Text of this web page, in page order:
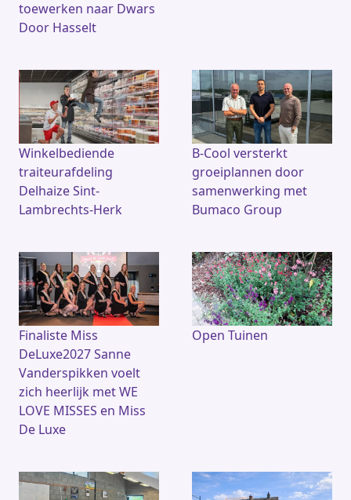
toewerken naar Dwars
Door Hasselt
Winkelbediende
traiteurafdeling
Delhaize Sint-
Lambrechts-Herk
B-Cool versterkt
groeiplannen door
samenwerking met
Bumaco Group
Finaliste Miss
DeLuxe2027 Sanne
Vanderspikken voelt
zich heerlijk met WE
LOVE MISSES en Miss
De Luxe
Open Tuinen